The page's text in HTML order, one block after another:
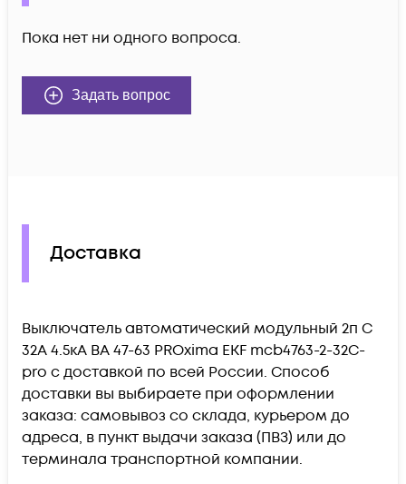
Пока нет ни одного вопроса.
Задать вопрос
Доставка
Выключатель автоматический модульный 2п C
32А 4.5кА ВА 47-63 PROxima EKF mcb4763-2-32C-
pro c доставкой по всей России. Способ
доставки вы выбираете при оформлении
заказа: самовывоз со склада, курьером до
адреса, в пункт выдачи заказа (ПВЗ) или до
терминала транспортной компании.